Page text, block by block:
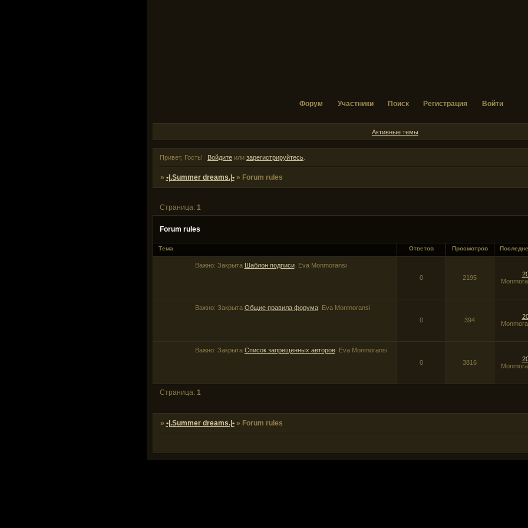
Форум Участники Поиск Регистрация Войти
Активные темы
Привет, Гость! Войдите или зарегистрируйтесь
» •|.Summer dreams.|• » Forum rules
Forum rules
Страница: 1
Тема Ответов Просмотров
Важно: Закрыта Шаблон подписи
Eva Monmoransi
0
2195
Важно: Закрыта Общие правила форума
Eva Monmoransi
0
394
Важно: Закрыта Список запрещенных авторов
Eva Monmoransi
0
3816
Страница: 1
» •|.Summer dreams.|• » Forum rules